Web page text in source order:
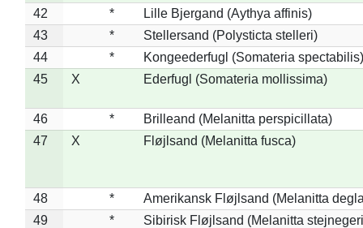
42
*
Lille Bjergand (Aythya affinis)
43
*
Stellersand (Polysticta stelleri)
44
*
Kongeederfugl (Somateria spectabilis)
45
X Ederfugl (Somateria mollissima)
46 *
Brilleand (Melanitta perspicillata)
47
X Fløjlsand (Melanitta fusca)
48 *
Amerikansk Fløjlsand (Melanitta
49
*
Sibirisk Fløjlsand (Melanitta